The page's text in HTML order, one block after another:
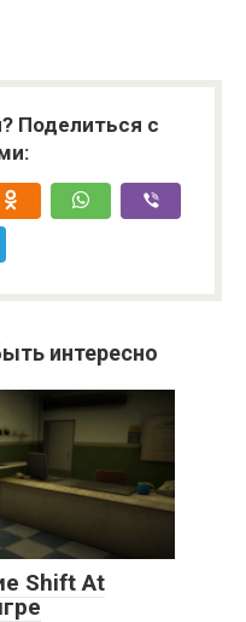
Поделиться с
интересно
Shift At